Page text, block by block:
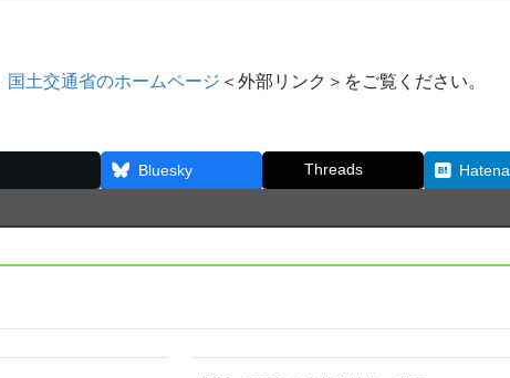
国土交通省のホームページ ＜外部リンク＞をご覧ください。
Bluesky Threads Hatena